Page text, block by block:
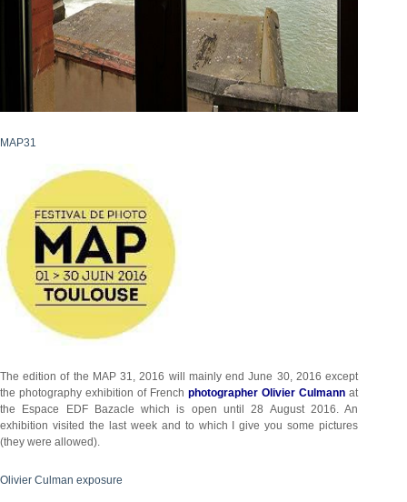
MAP31
The edition of the MAP 31, 2016 will mainly end June 30, 2016 except
the photography exhibition of Frenchphotographer Olivier Culmann at
the Espace EDF Bazacle which is open until 28 August 2016. An
exhibition visited the last week and to which I give you some pictures
(they were allowed).
Olivier Culman exposure